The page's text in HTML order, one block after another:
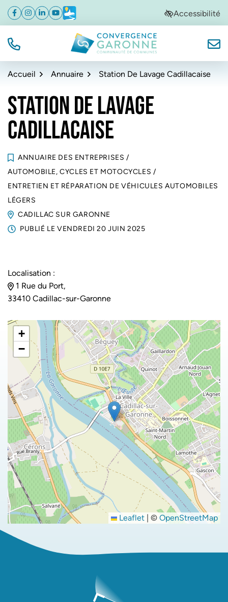
Aller
navigation
Aller
au
Aller
au
de
Facebook
(ouverture dans un nouvel onglet)
Instagram
(ouverture dans un nouvel onglet)
Linkedin
(ouverture dans un nouvel onglet)
YouTube
(ouverture dans un nouvel onglet)
Météo
(ouverture dans un nouvel onglet)Accessibilité
TÉL. Convergence Garonne
Accueil Annuaire Station De Lavage Cadillacaise
STATION DE LAVAGE
CADILLACAISE
ANNUAIRE DES ENTREPRISES /
AUTOMOBILE, CYCLES ET MOTOCYCLES /
ENTRETIEN ET RÉPARATION DE VÉHICULES AUTOMOBILES
LÉGERS
CADILLAC SUR GARONNE
PUBLIÉ LE VENDREDI 20 JUIN 2025
Localisation :
1 Rue du Port,
33410 Cadillac-sur-Garonne
+
−
Leaflet | © OpenStreetMap